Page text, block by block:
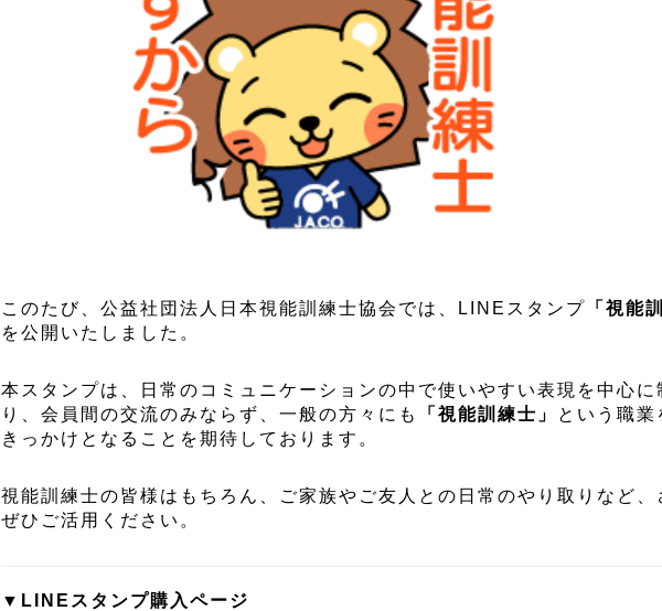
このたび、公益社団法人日本視能訓練士協会では、LINEスタンプ 「視能
を公開いたしました。
本スタンプは、日常のコミュニケーションの中で使いやすい表現を中心に
り、会員間の交流のみならず、一般の方々にも
「視能訓練士」
という職業
きっかけとなることを期待しております。
視能訓練士の皆様はもちろん、ご家族やご友人との日常のやり取りなど
ぜひご活用ください。
▼LINEスタンプ購入ページ